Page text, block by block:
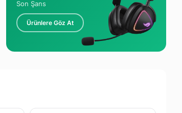
Son Şans
Ürünlere Göz At